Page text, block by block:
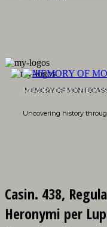
MEMORY OF
Uncovering history
Casin. 438,
Heronymi per